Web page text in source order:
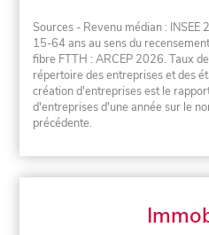
Sources - Revenu médian :
15-64 ans au sens du
fibre FTTH : ARCEP 2026. Taux
répertoire des entreprises et des
création d'entreprises est le
d'entreprises d'une année sur le
précédente.